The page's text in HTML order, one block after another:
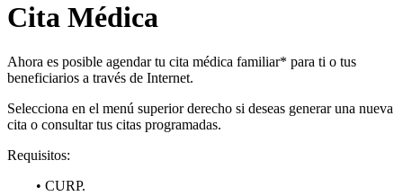
Cita Médica
Ahora es posible agendar tu cita médica familiar* para ti o tus
beneficiarios a través de Internet.
Selecciona en el menú superior derecho si deseas generar una nueva
cita o consultar tus citas programadas.
Requisitos:
• CURP.